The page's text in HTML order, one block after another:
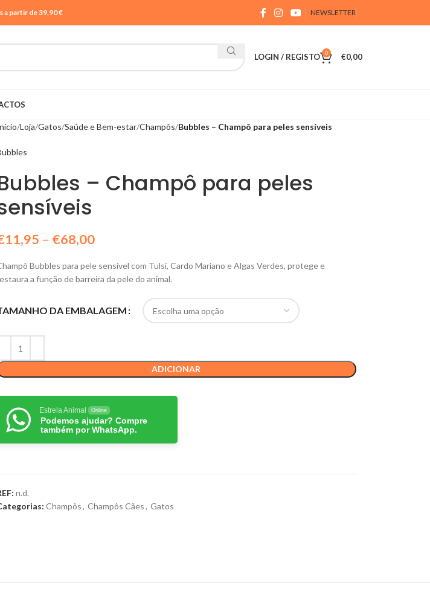
a partir de 39,90 € NEWSLETTER
LOGIN / REGISTO 0 €0,00
Loja Gatos Saúde e Bem-estar Champôs Bubbles – Champô para peles sensíveis
– Champô para peles
11,95 – €68,00
Bubbles para pele sensível com Tulsi, Cardo Mariano e Algas Verdes, protege e
a função de barreira da pele do animal.
DA EMBALAGEM
ADICIONAR
Estrela Animal Online
Podemos ajudar? Compre
também por WhatsApp.
n.d.
Champôs, Champôs Cães, Gatos